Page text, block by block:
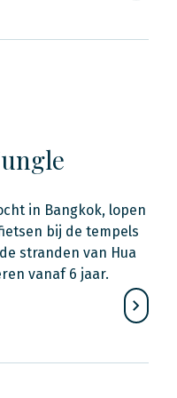
in Bangkok, lopen
bij de tempels
stranden van Hua
vanaf 6 jaar.